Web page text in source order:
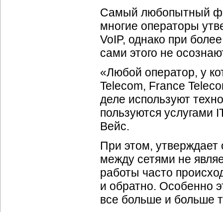
Самый любопытный
многие операторы
VoIP, однако при
сами этого не
«Любой оператор, у
Telecom, France
деле используют
пользуются услугами
Вейс.
При этом, утверждает
между сетями не
работы часто
и обратно. Особенно
все больше и больше